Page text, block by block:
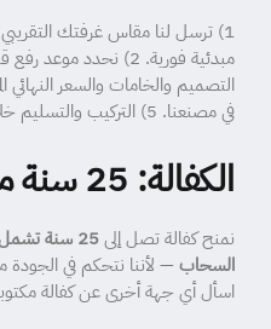
1) ترسل لنا مقاس غرفتك
في مصنعنا. 5) التركيب والتسليم خلال
الكفالة: 25 سنة مكتوبة
نمنح كفالة تصل إلى
25 سنة
السحاب — لأننا نتحكم في
اسأل أي جهة أخرى عن كفالة